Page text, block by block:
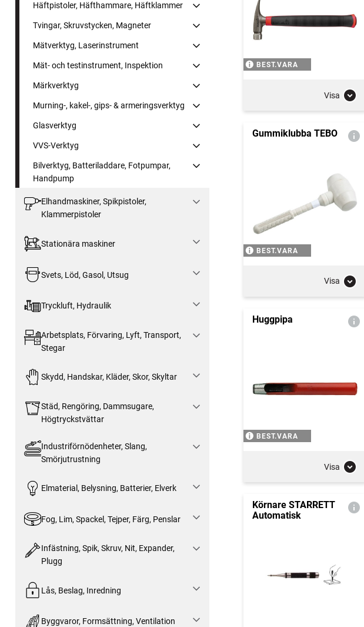
Häftpistoler, Häfthammare, Häftklammer
Tvingar, Skruvstycken, Magneter
Mätverktyg, Laserinstrument
Mät- och testinstrument, Inspektion
Märkverktyg
Murning-, kakel-, gips- & armeringsverktyg
Glasverktyg
VVS-Verktyg
Bilverktyg, Batteriladdare, Fotpumpar,
Handpump
Elhandmaskiner, Spikpistoler,
Klammerpistoler
Stationära maskiner
Svets, Löd, Gasol, Utsug
Tryckluft, Hydraulik
Arbetsplats, Förvaring, Lyft, Transport,
Stegar
Skydd, Handskar, Kläder, Skor, Skyltar
Städ, Rengöring, Dammsugare,
Högtryckstvättar
Industriförnödenheter, Slang,
Smörjutrustning
Elmaterial, Belysning, Batterier, Elverk
Fog, Lim, Spackel, Tejper, Färg, Penslar
Infästning, Spik, Skruv, Nit, Expander,
Plugg
Lås, Beslag, Inredning
Byggvaror, Formsättning, Ventilation
BEST.VARA
Visa
Gummiklubba TEBO
BEST.VARA
Visa
Huggpipa
BEST.VARA
Visa
Körnare STARRETT
Automatisk